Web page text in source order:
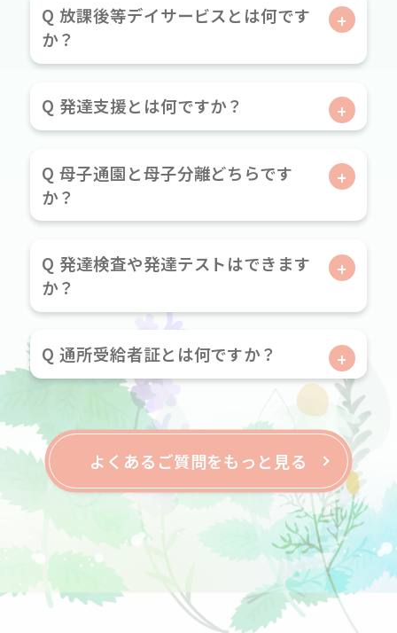
Q 放課後等デイサービスとは何です
か？
Q 発達支援とは何ですか？
Q 母子通園と母子分離どちらです
か？
Q 発達検査や発達テストはできます
か？
Q 通所受給者証とは何ですか？
よくあるご質問をもっと見る